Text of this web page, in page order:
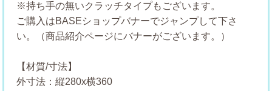
※持ち手の無いクラッチタイプもございます。
ご購入はBASEショップバナーでジャンプして下さ
い。（商品紹介ページにバナーがございます。）
【材質/寸法】
外寸法：縦280x横360